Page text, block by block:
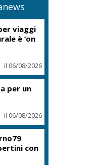
viaggi
è ‘on
il 06/08/2026
per un
il 06/08/2026
con